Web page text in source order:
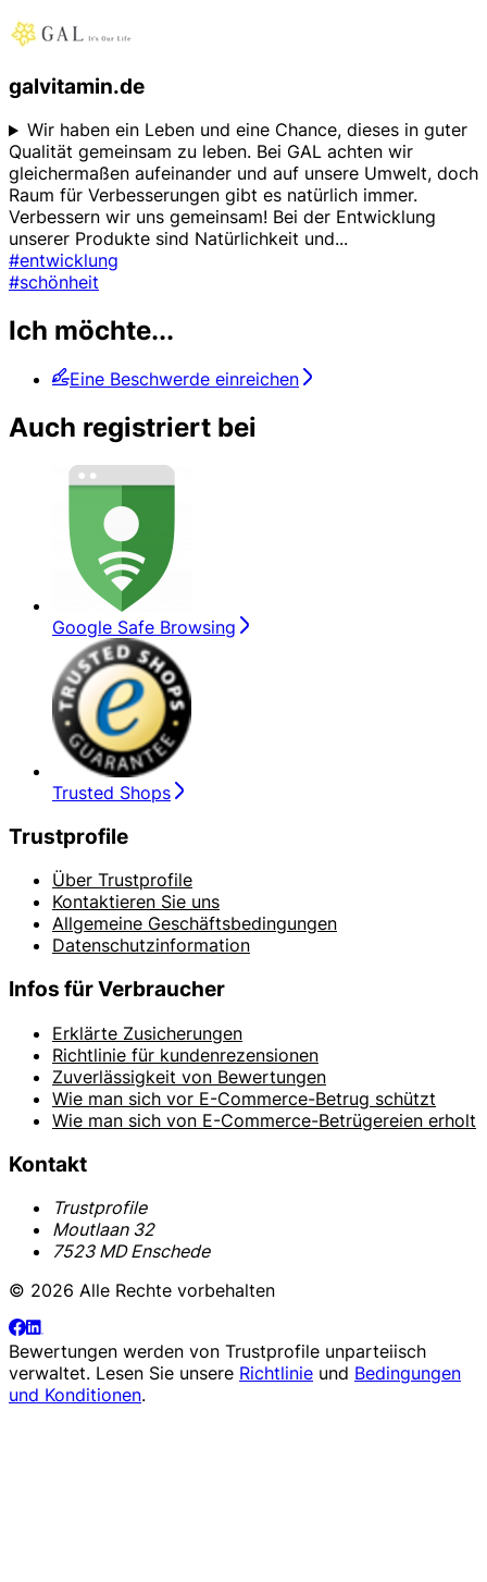
galvitamin.de
Wir haben ein Leben und eine Chance, dieses in guter
Qualität gemeinsam zu leben. Bei GAL achten wir
gleichermaßen aufeinander und auf unsere Umwelt, doch
Raum für Verbesserungen gibt es natürlich immer.
Verbessern wir uns gemeinsam! Bei der Entwicklung
unserer Produkte sind Natürlichkeit und...
#entwicklung
#schönheit
Ich möchte...
Eine Beschwerde einreichen
Auch registriert bei
Google Safe Browsing
Trusted Shops
Trustprofile
Über Trustprofile
Kontaktieren Sie uns
Allgemeine Geschäftsbedingungen
Datenschutzinformation
Infos für Verbraucher
Erklärte Zusicherungen
Richtlinie für kundenrezensionen
Zuverlässigkeit von Bewertungen
Wie man sich vor E-Commerce-Betrug schützt
Wie man sich von E-Commerce-Betrügereien erholt
Kontakt
Trustprofile
Moutlaan 32
7523 MD Enschede
© 2026 Alle Rechte vorbehalten
Bewertungen werden von Trustprofile unparteiisch
verwaltet. Lesen Sie unsere Richtlinie und Bedingungen
und Konditionen.